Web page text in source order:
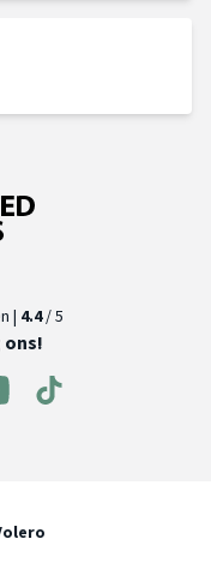
| 4.4/ 5
ons!